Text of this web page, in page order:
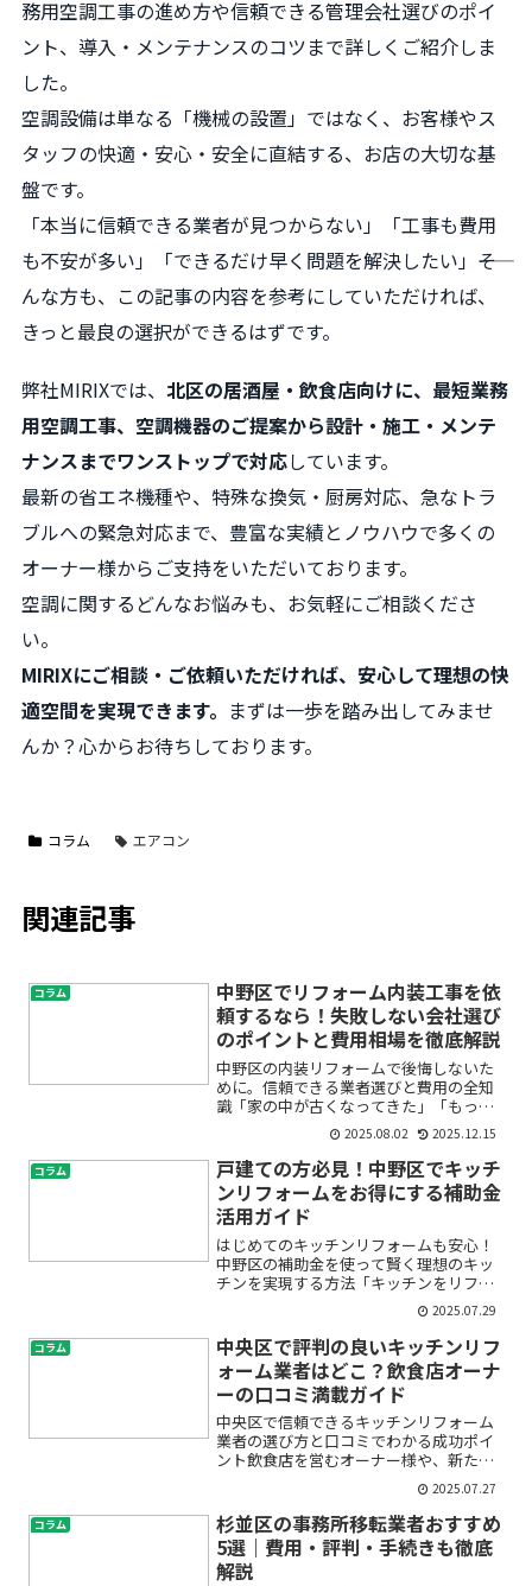
務用空調工事の進め方や信頼できる管理会社選びのポイ
ント、導入・メンテナンスのコツまで詳しくご紹介しま
した。
空調設備は単なる「機械の設置」ではなく、お客様やス
タッフの快適・安心・安全に直結する、お店の大切な基
盤です。
「本当に信頼できる業者が見つからない」「工事も費用
も不安が多い」「できるだけ早く問題を解決したい」――そ
んな方も、この記事の内容を参考にしていただければ、
きっと最良の選択ができるはずです。
弊社MIRIXでは、 北区の居酒屋・飲食店向けに、最短業務
用空調工事、空調機器のご提案から設計・施工・メンテ
ナンスまでワンストップで対応しています。
最新の省エネ機種や、特殊な換気・厨房対応、急なトラ
ブルへの緊急対応まで、豊富な実績とノウハウで多くの
オーナー様からご支持をいただいております。
空調に関するどんなお悩みも、お気軽にご相談くださ
い。
MIRIXにご相談・ご依頼いただければ、安心して理想の快
適空間を実現できます。 まずは一歩を踏み出してみませ
んか？心からお待ちしております。
コラム エアコン
関連記事
コラム
中野区でリフォーム内装工事を依
頼するなら！失敗しない会社選び
のポイントと費用相場を徹底解説
中野区の内装リフォームで後悔しないた
めに。信頼できる業者選びと費用の全知
識「家の中が古くなってきた」「もっと
快適な空間にしたい」と思いながらも、
リフォームや内装工事は初めてで不安…
という方は多いのではないでしょうか。
特に中野区はマンションや...
2025.08.02 2025.12.15
コラム
戸建ての方必見！中野区でキッチ
ンリフォームをお得にする補助金
活用ガイド
はじめてのキッチンリフォームも安心！
中野区の補助金を使って賢く理想のキッ
チンを実現する方法「キッチンをリフォ
ームしたいけど、費用がどれくらいかか
るのか不安」「せっかくなら補助金や助
成金を使って少しでもお得にできた
ら…」そんなお悩みはありませ...
2025.07.29
コラム
中央区で評判の良いキッチンリフ
ォーム業者はどこ？飲食店オーナ
ーの口コミ満載ガイド
中央区で信頼できるキッチンリフォーム
業者の選び方と口コミでわかる成功ポイ
ント飲食店を営むオーナー様や、新たに
店舗をオープンしたいと考える方々にと
って、キッチンリフォームは売上や従業
員の働きやすさ、お客様の満足度を大き
く左右する重要な決断です...
2025.07.27
コラム
杉並区の事務所移転業者おすすめ
5選｜費用・評判・手続きも徹底
解説